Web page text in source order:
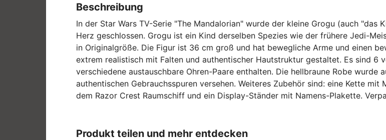
Beschreibung
In der Star Wars TV-Serie "The Mandalorian" wurde der kleine Grogu (auch
Herz geschlossen. Grogu ist ein Kind derselben Spezies wie der frühere Jedi-
in Originalgröße. Die Figur ist 36 cm groß und hat bewegliche Arme und einen
extrem realistisch mit Falten und authentischer Hautstruktur gestaltet. Es sind 6
verschiedene austauschbare Ohren-Paare enthalten. Die hellbraune Robe wurde
authentischen Gebrauchsspuren versehen. Weiteres Zubehör sind: eine Kette
dem Razor Crest Raumschiff und ein Display-Ständer mit Namens-Plakette.
Produkt teilen und mehr entdecken